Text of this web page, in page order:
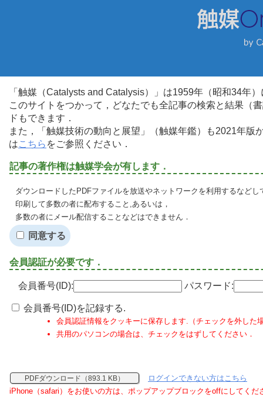
「触媒（Catalysts and Catalysis）」は1959年（昭和34年
このサイトをつかって，どなたでも全記事の検索と結果（
ドもできます．
また，「触媒技術の動向と展望」（触媒年鑑）も2021年
はこちら をご参照ください．
記事の著作権は触媒学会が有します．
ダウンロードしたPDFファイルを放送やネットワークを利用するなど
印刷して多数の者に配布すること,あるいは，
多数の者にメール配信することなどはできません．
同意する
会員認証が必要です．
会員番号(ID): パスワード:
会員番号(ID)を記録する.
会員認証情報をクッキーに保存します.（チェックを外した
共用のパソコンの場合は、チェックをはずしてください．
PDFダウンロード（893.1 KB）
ログインできない方はこちら
iPhone（safari）をお使いの方は、ポップアップブロックをoffにしてくだ